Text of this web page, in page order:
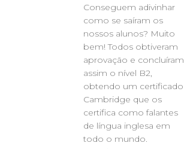
Conseguem adivinhar
como se saíram os
nossos alunos? Muito
bem! Todos obtiveram
aprovação e concluíram
assim o nível B2,
obtendo um certificado
Cambridge que os
certifica como falantes
de língua inglesa em
todo o mundo.